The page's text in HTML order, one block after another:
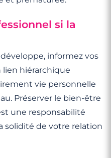
si la
informez vos
lien hiérarchique
vie personnelle
Préserver le bien-être
une responsabilité
solidité de votre relation